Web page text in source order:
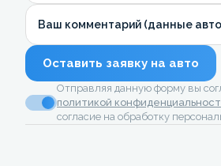
Ваш комментарий (данные
Оставить заявку на авто
Отправляя данную форму вы
политикой
согласие на обработку